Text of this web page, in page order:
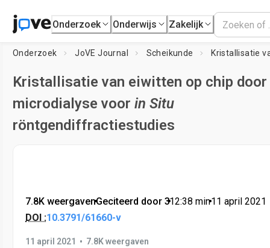
Onderzoek Onderwijs Zakelijk
Onderzoek JoVE Journal Scheikunde
Kristallisatie van eiwitten op chip door
microdialyse voor in Situ
röntgendiffractiestudies
7.8K weergaven•Geciteerd door 3•12:38 min•11 april 2021
DOI :10.3791/61660-v
11 april 2021 • 7.8K weergaven